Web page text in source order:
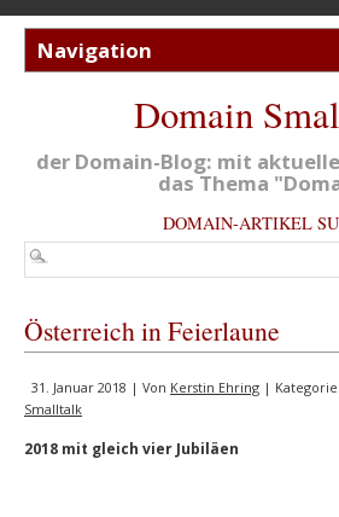
Domain
der Domain-Blog: mit
das Thema
DOMAIN-ARTIKEL
Österreich in Feierlaune
31. Januar 2018 | Von Kerstin Ehring | Kategorie:
Smalltalk
2018 mit gleich vier Jubiläen